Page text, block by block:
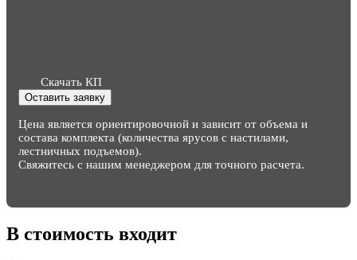
Скачать КП
Оставить заявку
Цена является ориентировочной и зависит от объема и
состава комплекта (количества ярусов с настилами,
лестничных подъемов).
Свяжитесь с нашим менеджером для точного расчета.
В стоимость входит